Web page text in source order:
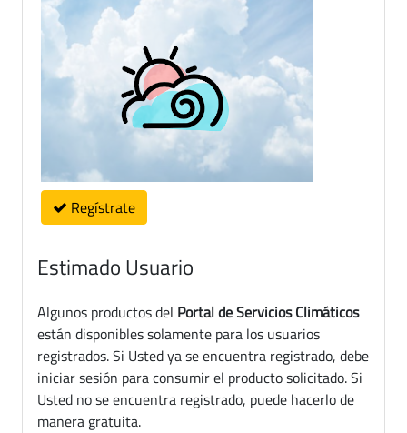
Regístrate
Estimado Usuario
Algunos productos del Portal de Servicios Climáticos
están disponibles solamente para los usuarios
registrados. Si Usted ya se encuentra registrado, debe
iniciar sesión para consumir el producto solicitado. Si
Usted no se encuentra registrado, puede hacerlo de
manera gratuita.